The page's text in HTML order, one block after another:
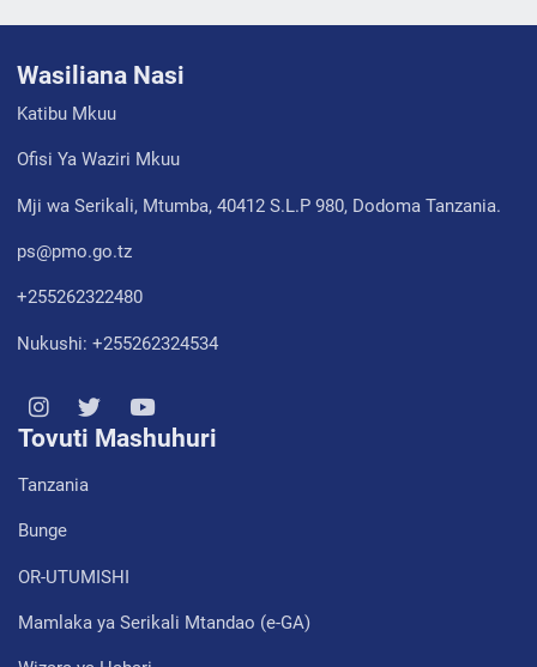
Wasiliana Nasi
Katibu Mkuu
Ofisi Ya Waziri Mkuu
Mji wa Serikali, Mtumba, 40412 S.L.P 980, Dodoma Tanzania.
ps@pmo.go.tz
+255262322480
Nukushi: +255262324534
Tovuti Mashuhuri
Tanzania
Bunge
OR-UTUMISHI
Mamlaka ya Serikali Mtandao (e-GA)